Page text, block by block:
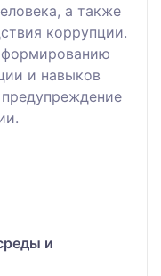
а также
коррупции.
формированию
и навыков
и